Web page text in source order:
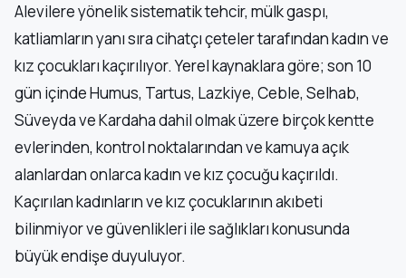
Alevilere yönelik sistematik tehcir, mülk gaspı,
katliamların yanı sıra cihatçı çeteler tarafından kadın ve
kız çocukları kaçırılıyor. Yerel kaynaklara göre; son 10
gün içinde Humus, Tartus, Lazkiye, Ceble, Selhab,
Süveyda ve Kardaha dahil olmak üzere birçok kentte
evlerinden, kontrol noktalarından ve kamuya açık
alanlardan onlarca kadın ve kız çocuğu kaçırıldı.
Kaçırılan kadınların ve kız çocuklarının akıbeti
bilinmiyor ve güvenlikleri ile sağlıkları konusunda
büyük endişe duyuluyor.